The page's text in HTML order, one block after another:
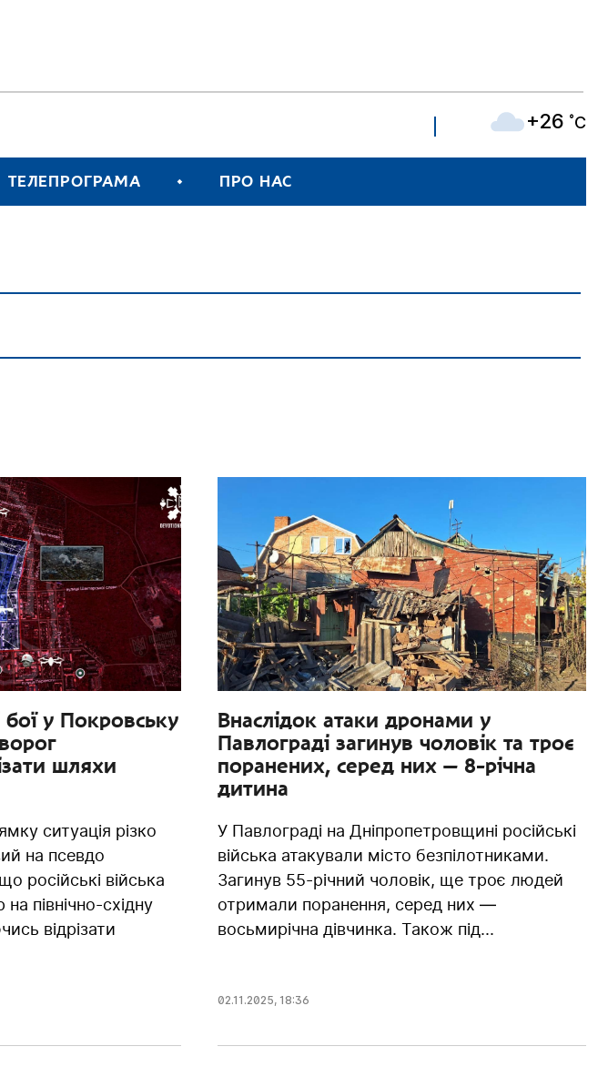
+26 ˚C
ТЕЛЕПРОГРАМА ПРО НАС
у Покровську
шляхи
ситуація різко
на псевдо
російські війська
північно-східну
відрізати
Внаслідок атаки дронами у
Павлограді загинув чоловік та троє
поранених, серед них — 8-річна
дитина
У Павлограді на Дніпропетровщині російські
війська атакували місто безпілотниками.
Загинув 55-річний чоловік, ще троє людей
отримали поранення, серед них —
восьмирічна дівчинка. Також під...
02.11.2025, 18:36